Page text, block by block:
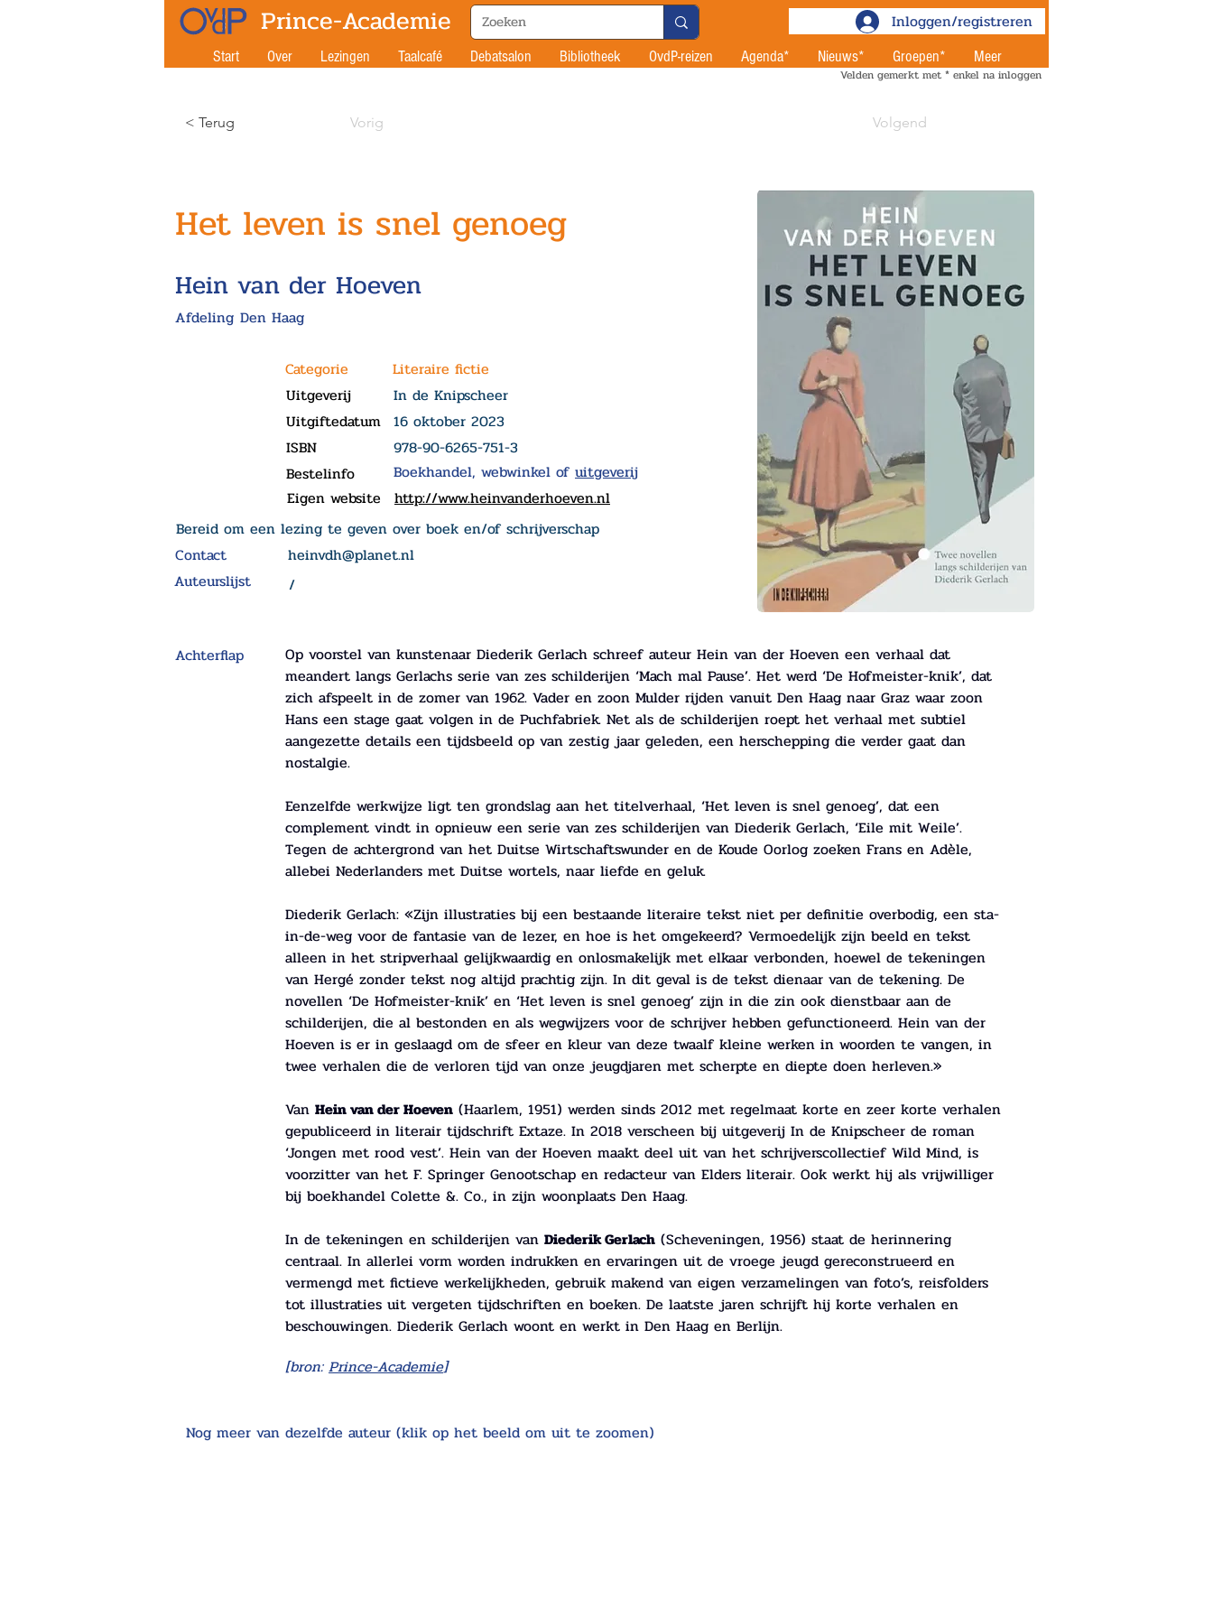
Prince-Academie Inloggen/registreren
Start Over Lezingen Taalcafé Debatsalon Bibliotheek OvdP-reizen Agenda* Nieuws* Groepen* Meer
Velden gemerkt met * enkel na inloggen
< Terug Vorig Volgend
Het leven is snel genoeg
Hein van der Hoeven
Afdeling Den Haag
Categorie
Uitgeverij
Uitgiftedatum
ISBN
Bestelinfo
Eigen website
Literaire fictie
In de Knipscheer
16 oktober 2023
978-90-6265-751-3
Boekhandel, webwinkel of uitgeverij
http://www.heinvanderhoeven.nl
Bereid om een lezing te geven over boek en/of schrijverschap
Contact
Auteurslijst
heinvdh@planet.nl
/
Achterflap
Op voorstel van kunstenaar Diederik Gerlach schreef auteur Hein van der Hoeven een verhaal dat
meandert langs Gerlachs serie van zes schilderijen ‘Mach mal Pause’. Het werd ‘De Hofmeister-knik’, dat
zich afspeelt in de zomer van 1962. Vader en zoon Mulder rijden vanuit Den Haag naar Graz waar zoon
Hans een stage gaat volgen in de Puchfabriek. Net als de schilderijen roept het verhaal met subtiel
aangezette details een tijdsbeeld op van zestig jaar geleden, een herschepping die verder gaat dan
nostalgie.
Eenzelfde werkwijze ligt ten grondslag aan het titelverhaal, ‘Het leven is snel genoeg’, dat een
complement vindt in opnieuw een serie van zes schilderijen van Diederik Gerlach, ‘Eile mit Weile’.
Tegen de achtergrond van het Duitse Wirtschaftswunder en de Koude Oorlog zoeken Frans en Adèle,
allebei Nederlanders met Duitse wortels, naar liefde en geluk.
Diederik Gerlach: «Zijn illustraties bij een bestaande literaire tekst niet per definitie overbodig, een sta-
in-de-weg voor de fantasie van de lezer, en hoe is het omgekeerd? Vermoedelijk zijn beeld en tekst
alleen in het stripverhaal gelijkwaardig en onlosmakelijk met elkaar verbonden, hoewel de tekeningen
van Hergé zonder tekst nog altijd prachtig zijn. In dit geval is de tekst dienaar van de tekening. De
novellen ‘De Hofmeister-knik’ en ‘Het leven is snel genoeg’ zijn in die zin ook dienstbaar aan de
schilderijen, die al bestonden en als wegwijzers voor de schrijver hebben gefunctioneerd. Hein van der
Hoeven is er in geslaagd om de sfeer en kleur van deze twaalf kleine werken in woorden te vangen, in
twee verhalen die de verloren tijd van onze jeugdjaren met scherpte en diepte doen herleven.»
Van Hein van der Hoeven (Haarlem, 1951) werden sinds 2012 met regelmaat korte en zeer korte verhalen
gepubliceerd in literair tijdschrift Extaze. In 2018 verscheen bij uitgeverij In de Knipscheer de roman
‘Jongen met rood vest’. Hein van der Hoeven maakt deel uit van het schrijverscollectief Wild Mind, is
voorzitter van het F. Springer Genootschap en redacteur van Elders literair. Ook werkt hij als vrijwilliger
bij boekhandel Colette &. Co., in zijn woonplaats Den Haag.
In de tekeningen en schilderijen van Diederik Gerlach (Scheveningen, 1956) staat de herinnering
centraal. In allerlei vorm worden indrukken en ervaringen uit de vroege jeugd gereconstrueerd en
vermengd met fictieve werkelijkheden, gebruik makend van eigen verzamelingen van foto’s, reisfolders
tot illustraties uit vergeten tijdschriften en boeken. De laatste jaren schrijft hij korte verhalen en
beschouwingen. Diederik Gerlach woont en werkt in Den Haag en Berlijn.
[bron: Prince-Academie]
Nog meer van dezelfde auteur (klik op het beeld om uit te zoomen)